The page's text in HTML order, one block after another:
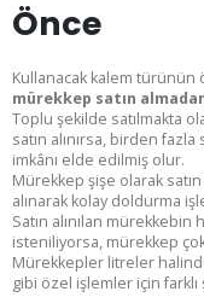
Önce
Kullanacak kalem
mürekkep satın
Toplu şekilde satılmakta
satın alınırsa, birden
imkânı elde edilmiş olur.
Mürekkep şişe olarak
alınarak kolay doldurma
Satın alınılan
isteniliyorsa, mürekkep
Mürekkepler litreler
gibi özel işlemler için